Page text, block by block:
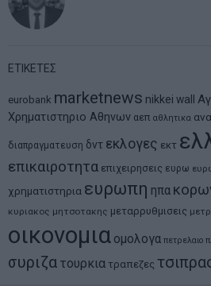
ΕΤΙΚΕΤΕΣ
eurobank marketnews nikkei wall
Χρηματιστηριο Αθηνων αεπ αθλητικα
διαπραγματευση δντ εκλογες εκτ
επικαιροτητα επιχειρησεις ευρω
χρηματιστηρια ευρωπη ηπα
κυριακος μητσοτακης μεταρρυθμισεις
οικονομια ομολογα πετρελαιο
συριζα τουρκια τραπεζες